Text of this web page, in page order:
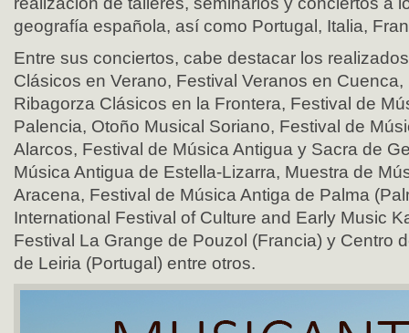
geografía española, así como Portugal, Italia,
Entre sus conciertos, cabe destacar los
Clásicos en Verano, Festival Veranos en
Ribagorza Clásicos en la Frontera, Festival de
Palencia, Otoño Musical Soriano, Festival de
Alarcos, Festival de Música Antigua y Sacra de
Música Antigua de Estella-Lizarra, Muestra de
Aracena, Festival de Música Antiga de Palma
International Festival of Culture and Early Music
Festival La Grange de Pouzol (Francia) y Centro
de Leiria (Portugal) entre otros.